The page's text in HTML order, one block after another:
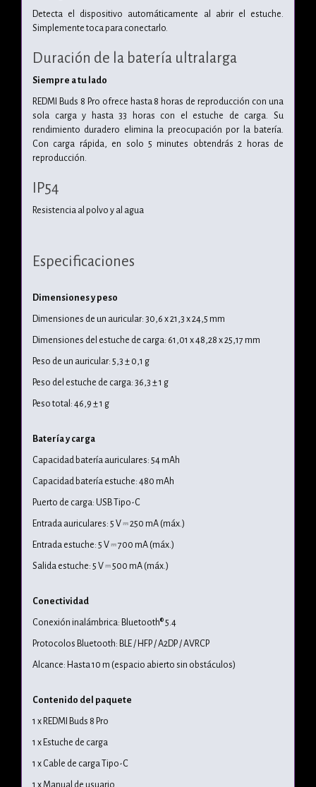
Detecta el dispositivo automáticamente al abrir el estuche.
Simplemente toca para conectarlo.
Duración de la batería ultralarga
Siempre a tu lado
REDMI Buds 8 Pro ofrece hasta 8 horas de reproducción con una
sola carga y hasta 33 horas con el estuche de carga. Su
rendimiento duradero elimina la preocupación por la batería.
Con carga rápida, en solo 5 minutes obtendrás 2 horas de
reproducción.
IP54
Resistencia al polvo y al agua
Especificaciones
Dimensiones y peso
Dimensiones de un auricular: 30,6 x 21,3 x 24,5 mm
Dimensiones del estuche de carga: 61,01 x 48,28 x 25,17 mm
Peso de un auricular: 5,3 ± 0,1 g
Peso del estuche de carga: 36,3 ± 1 g
Peso total: 46,9 ± 1 g
Batería y carga
Capacidad batería auriculares: 54 mAh
Capacidad batería estuche: 480 mAh
Puerto de carga: USB Tipo-C
Entrada auriculares: 5 V ⎓ 250 mA (máx.)
Entrada estuche: 5 V ⎓ 700 mA (máx.)
Salida estuche: 5 V ⎓ 500 mA (máx.)
Conectividad
Conexión inalámbrica: Bluetooth® 5.4
Protocolos Bluetooth: BLE / HFP / A2DP / AVRCP
Alcance: Hasta 10 m (espacio abierto sin obstáculos)
Contenido del paquete
1 x REDMI Buds 8 Pro
1 x Estuche de carga
1 x Cable de carga Tipo-C
1 x Manual de usuario